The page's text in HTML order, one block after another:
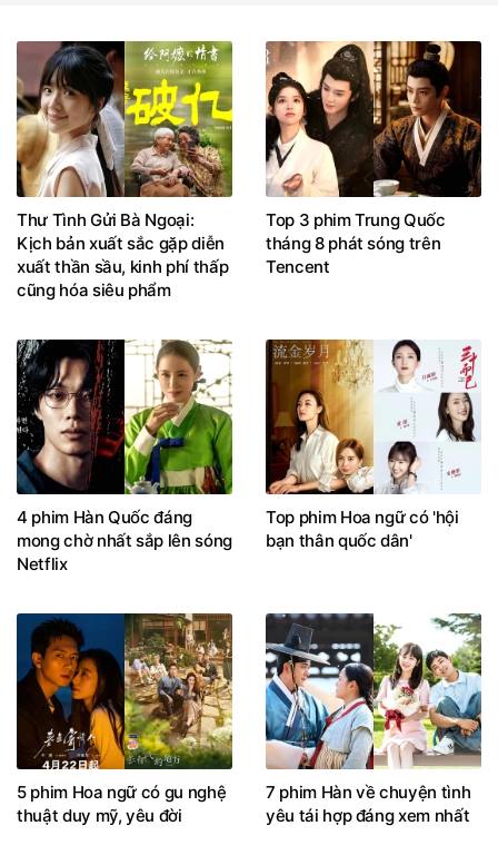
Thư Tình Gửi Bà Ngoại:
Kịch bản xuất sắc gặp diễn
xuất thần sầu, kinh phí thấp
cũng hóa siêu phẩm
Top 3 phim Trung Quốc
tháng 8 phát sóng trên
Tencent
4 phim Hàn Quốc đáng
mong chờ nhất sắp lên sóng
Netflix
Top phim Hoa ngữ có 'hội
bạn thân quốc dân'
5 phim Hoa ngữ có gu nghệ
thuật duy mỹ, yêu đời
7 phim Hàn về chuyện tình
yêu tái hợp đáng xem nhất